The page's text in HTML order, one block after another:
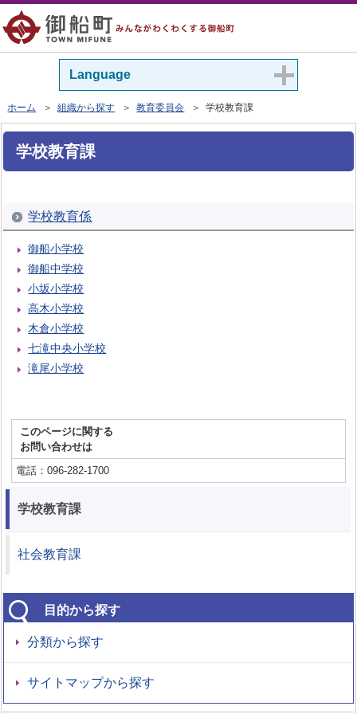
Language
ホーム ＞組織から探す ＞教育委員会 ＞ 学校教育課
学校教育課
学校教育係
御船小学校
御船中学校
小坂小学校
高木小学校
木倉小学校
七滝中央小学校
滝尾小学校
このページに関する
お問い合わせは
電話：096-282-1700
学校教育課
社会教育課
目的から探す
分類から探す
サイトマップから探す